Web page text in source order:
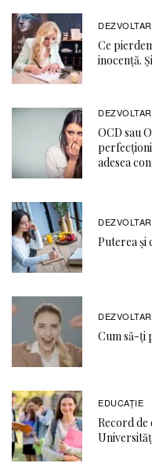
Ce
inocență.
OCD sau
adesea
Puterea și
Cum să-ți
EDUCAŢIE
Record de